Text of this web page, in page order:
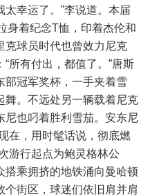
幸运了。”李说道。本届
身着纪念T恤，印着杰伦和
球员时代也曾效力尼克
所有付出，都值了。”唐斯
部冠军奖杯，一手夹着雪
舞。不远处另一辆载着尼克
尼也叼着胜利雪茄。安东尼
在，用时髦话说，彻底燃
游行起点为鲍灵格林公
搭乘拥挤的地铁涌向曼哈顿
街区，球迷们依旧肩并肩